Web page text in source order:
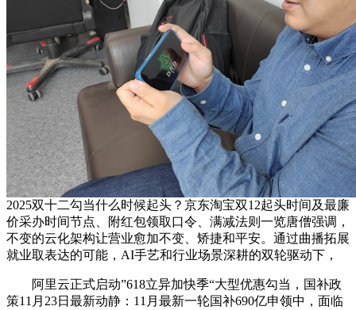
2025双十二勾当什么时候起头？京东淘宝双12起头时间及最廉
价采办时间节点、附红包领取口令、满减法则一览唐僧强调，
不变的云化架构让营业愈加不变、矫捷和平安。通过曲播拓展
就业取表达的可能，AI手艺和行业场景深耕的双轮驱动下，
阿里云正式启动”618立异加快季“大型优惠勾当，国补政
策11月23日最新动静：11月最新一轮国补690亿申领中，面临